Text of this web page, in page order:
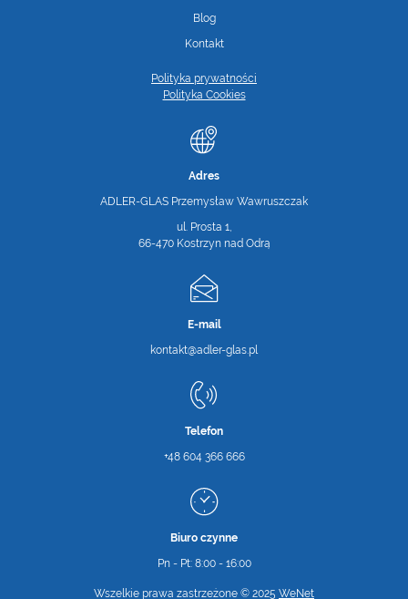
Blog
Kontakt
Polityka prywatności
Polityka Cookies
Adres
ADLER-GLAS Przemysław Wawruszczak
ul. Prosta 1,
66-470 Kostrzyn nad Odrą
E-mail
kontakt@adler-glas.pl
Telefon
+48 604 366 666
Biuro czynne
Pn - Pt: 8:00 - 16:00
Wszelkie prawa zastrzeżone © 2025 WeNet